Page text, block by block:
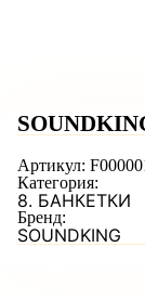
Артикул:
Категория:
8. БАНКЕТКИ
Бренд:
SOUNDKING